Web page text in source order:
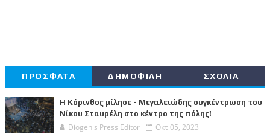
ΠΡΟΣΦΑΤΑ ΔΗΜΟΦΙΛΗ ΣΧΟΛΙΑ
Η Κόρινθος μίλησε - Μεγαλειώδης συγκέντρωση του
Νίκου Σταυρέλη στο κέντρο της πόλης!
Diogenis Press Editor Οκτ 05, 2023